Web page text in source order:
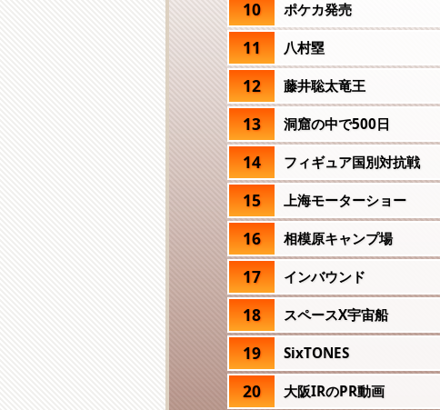
10 ポケカ発売
11 八村塁
12 藤井聡太竜王
13 洞窟の中で500日
14 フィギュア国別対抗戦
15 上海モーターショー
16 相模原キャンプ場
17 インバウンド
18 スペースX宇宙船
19 SixTONES
20 大阪IRのPR動画